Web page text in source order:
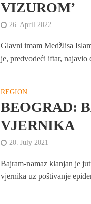
VIZUROM’
26. April 2022
Glavni imam Medžlisa
je, predvodeći iftar, najavio
REGION
BEOGRAD:
VJERNIKA
20. July 2021
Bajram-namaz klanjan je
vjernika uz poštivanje